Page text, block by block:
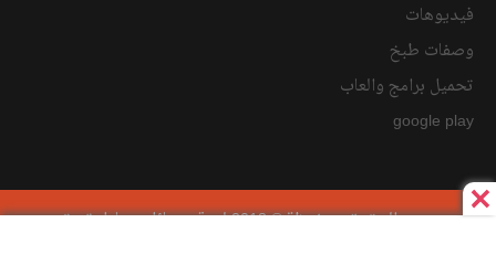
فيديوهات
وصفات طبخ
تحميل برامج والعاب
google play
جميع الحقوق محفوظة © 2018 لموقع رسائل موبايل تعمق